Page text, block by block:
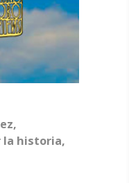
la historia,